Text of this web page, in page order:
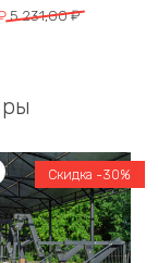
₽.
5 231,00₽
цена
3 661,70 ₽.
Скидка -30%